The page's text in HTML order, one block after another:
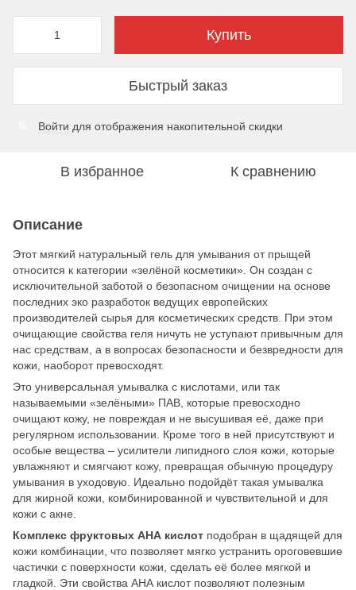
Купить
Быстрый заказ
Войти для отображения накопительной скидки
В избранное К сравнению
Описание
Этот мягкий натуральный гель для умывания от прыщей
относится к категории «зелёной косметики». Он создан с
исключительной заботой о безопасном очищении на основе
последних эко разработок ведущих европейских
производителей сырья для косметических средств. При этом
очищающие свойства геля ничуть не уступают привычным для
нас средствам, а в вопросах безопасности и безвредности для
кожи, наоборот превосходят.
Это универсальная умывалка с кислотами, или так
называемыми «зелёными» ПАВ, которые превосходно
очищают кожу, не повреждая и не высушивая её, даже при
регулярном использовании. Кроме того в ней присутствуют и
особые вещества – усилители липидного слоя кожи, которые
увлажняют и смягчают кожу, превращая обычную процедуру
умывания в уходовую. Идеально подойдёт такая умывалка
для жирной кожи, комбинированной и чувствительной и для
кожи с акне.
Комплекс фруктовых АНА кислот подобран в щадящей для
кожи комбинации, что позволяет мягко устранить ороговевшие
частички с поверхности кожи, сделать её более мягкой и
гладкой. Эти свойства АНА кислот позволяют полезным